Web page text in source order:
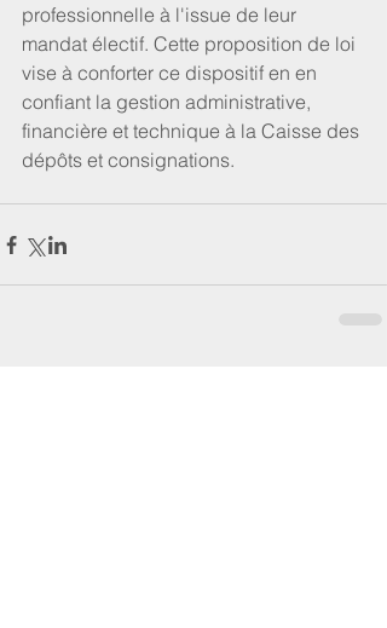
professionnelle à l'issue de leur
mandat électif. Cette proposition de loi
vise à conforter ce dispositif en en
confiant la gestion administrative,
financière et technique à la Caisse des
dépôts et consignations.